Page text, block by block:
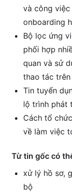
và công việc
onboarding
Bộ lọc ứng
phối hợp
quan và sử
thao tác
Tin tuyển
lộ trình phát
Cách tổ
về làm việc
Từ tin gốc có
xử lý hồ sơ,
bộ